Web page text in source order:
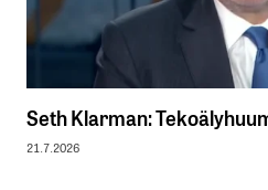
Seth Klarman:
21.7.2026